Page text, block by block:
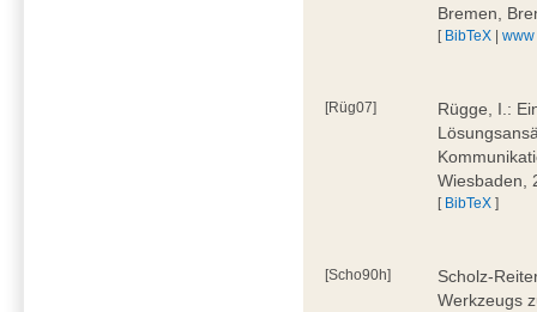
Bremen,
[ BibTeX |www
[Rüg07]
Rügge, I.:
Wiesbaden,
[ BibTeX ]
[Scho90h]
Scholz-
Werkzeugs